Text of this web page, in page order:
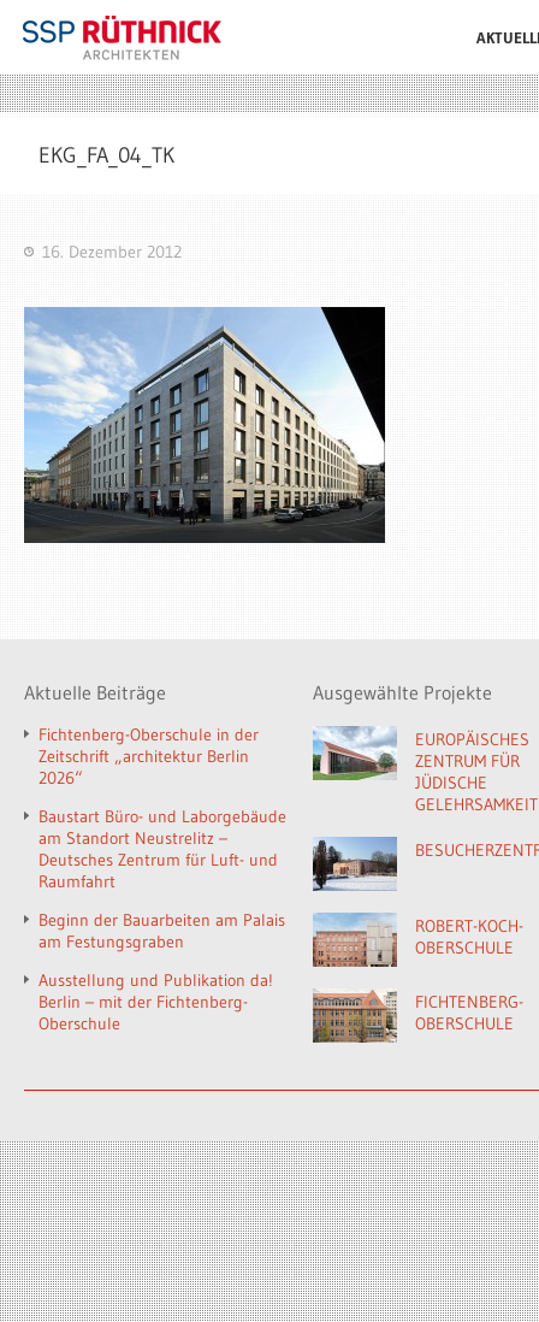
EKG_FA_04_TK
16. Dezember 2012
Aktuelle Beiträge
Fichtenberg-Oberschule in der
Zeitschrift „architektur Berlin
2026“
Baustart Büro- und Laborgebäude
am Standort Neustrelitz –
Deutsches Zentrum für Luft- und
Raumfahrt
Beginn der Bauarbeiten am Palais
am Festungsgraben
Ausstellung und Publikation da!
Berlin – mit der Fichtenberg-
Oberschule
Ausgewählte Projekte
EUROPÄISCHES
ZENTRUM FÜR
JÜDISCHE
GELEHRSAMKEIT
ROBERT-KOCH-
OBERSCHULE
FICHTENBERG-
OBERSCHULE